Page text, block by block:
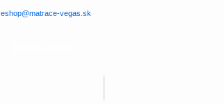
eshop@matrace-vegas.sk